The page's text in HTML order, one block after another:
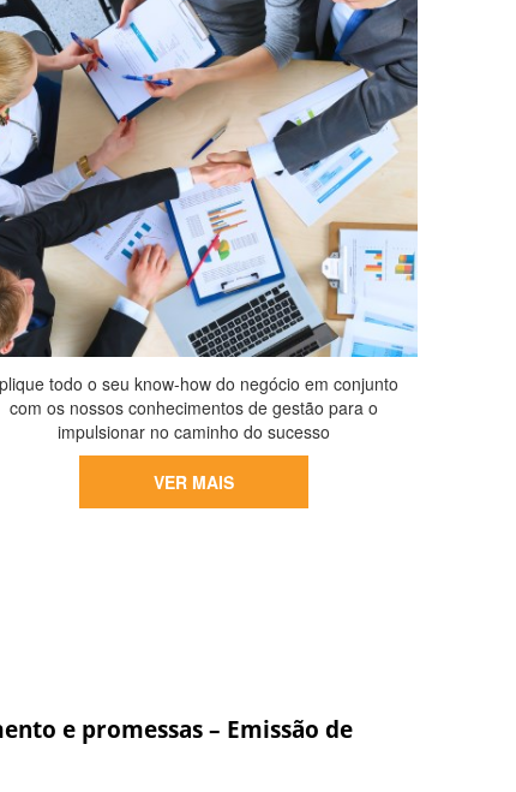
todo o seu know-how do negócio em conjunto
com os nossos conhecimentos de gestão para o
impulsionar no caminho do sucesso
VER MAIS
e promessas – Emissão de